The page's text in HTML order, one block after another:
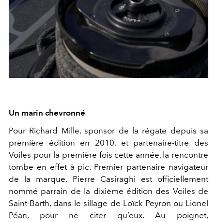
Un marin chevronné
Pour Richard Mille, sponsor de la régate depuis sa
première édition en 2010, et partenaire-titre des
Voiles pour la première fois cette année, la rencontre
tombe en effet à pic. Premier partenaire navigateur
de la marque, Pierre Casiraghi est officiellement
nommé parrain de la dixième édition des Voiles de
Saint-Barth, dans le sillage de Loïck Peyron ou Lionel
Péan, pour ne citer qu’eux. Au poignet,